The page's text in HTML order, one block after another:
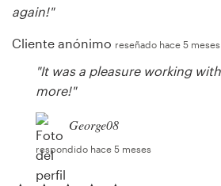
again!"
Cliente anónimo reseñado hace 5 meses
"It was a pleasure working
more!"
George08
respondido hace 5 meses